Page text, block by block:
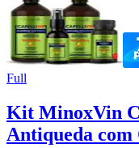
Full
Kit MinoxVin
Antiqueda com